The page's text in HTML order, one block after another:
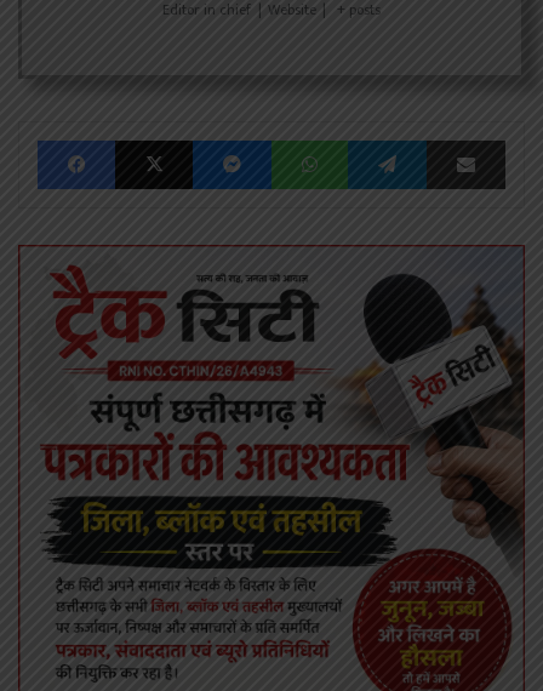
Editor in chief | Website | + posts
FacebookX MessengerWhatsAppTelegram Share via Email